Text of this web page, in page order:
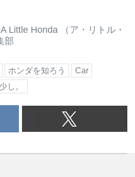
A Little Honda （ア・リトル・
部
ホンダを知ろう
Car
し。